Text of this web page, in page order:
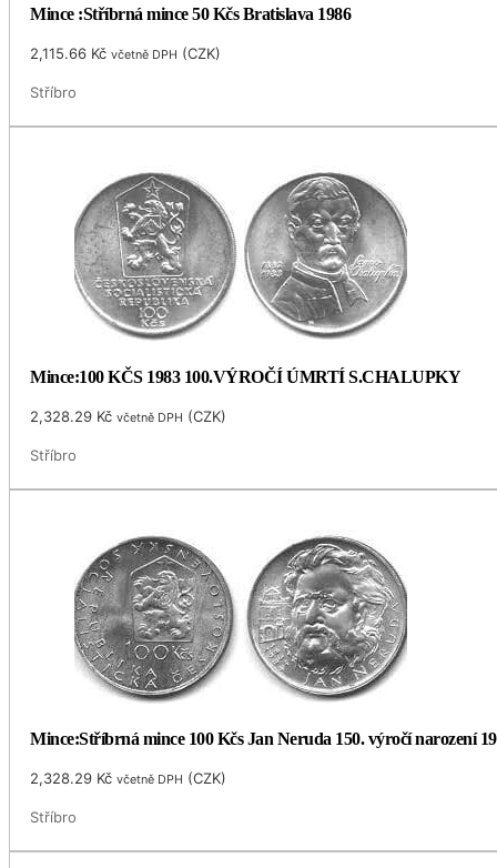
Mince :Stříbrná mince 50 Kčs Bratislava 1986
2,115.66 Kč včetně DPH (CZK)
Stříbro
Mince:100 KČS 1983 100.VÝROČÍ ÚMRTÍ S.CHALUPKY
2,328.29 Kč včetně DPH (CZK)
Stříbro
Mince:Stříbrná mince 100 Kčs Jan Neruda 150. výročí narození
2,328.29 Kč včetně DPH (CZK)
Stříbro